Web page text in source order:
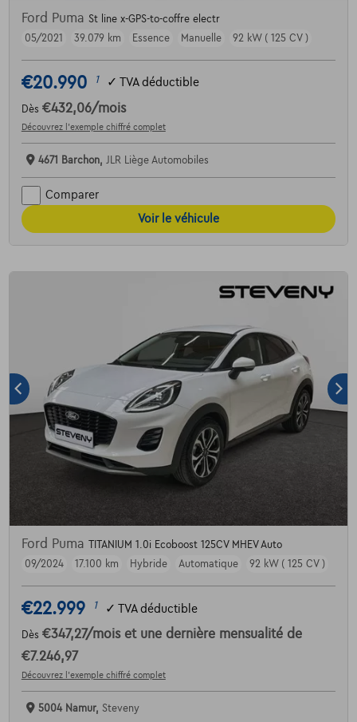
Ford Puma St line x-GPS-to-coffre electr
05/2021
39.079 km Essence Manuelle 92 kW ( 125 CV )
€20.990 1 ✓ TVA déductible
Dès €432,06/mois
Découvrez l’exemple chiffré complet
4671 Barchon, JLR Liège Automobiles
Comparer
Voir le véhicule
Ford Puma
TITANIUM 1.0i Ecoboost 125CV MHEV Auto
09/2024
17.100 km Hybride Automatique 92 kW ( 125 CV )
€22.999 1 ✓ TVA déductible
Dès €347,27/mois et une dernière mensualité de
€7.246,97
Découvrez l’exemple chiffré complet
5004 Namur, Steveny